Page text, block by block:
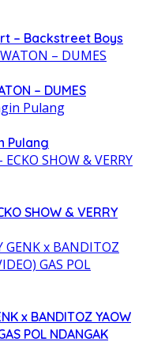
– Backstreet Boys
– DUMES
Pulang
SHOW & VERRY
x BANDITOZ YAOW
POL NDANGAK